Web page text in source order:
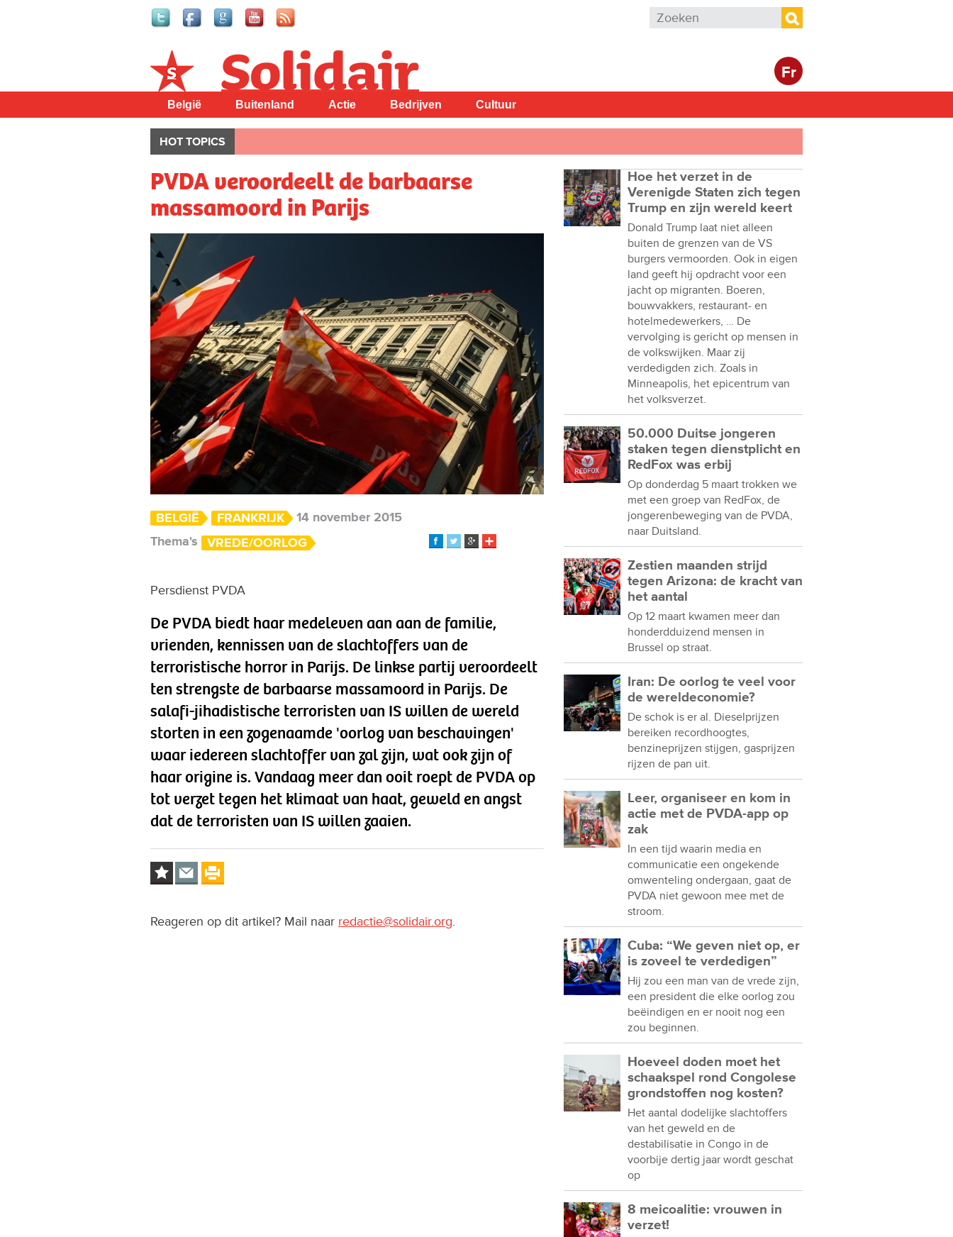
Zoekveld
Zoeken
Fr
Solidair
België Buitenland Actie Bedrijven Cultuur
HOT TOPICS
PVDA veroordeelt de barbaarse
massamoord in Parijs
BELGIË FRANKRIJK
14 november 2015
Thema's
VREDE/OORLOG
Persdienst PVDA
De PVDA biedt haar medeleven aan aan de familie,
vrienden, kennissen van de slachtoffers van de
terroristische horror in Parijs. De linkse partij veroordeelt
ten strengste de barbaarse massamoord in Parijs. De
salafi-jihadistische terroristen van IS willen de wereld
storten in een zogenaamde 'oorlog van beschavingen'
waar iedereen slachtoffer van zal zijn, wat ook zijn of
haar origine is. Vandaag meer dan ooit roept de PVDA op
tot verzet tegen het klimaat van haat, geweld en angst
dat de terroristen van IS willen zaaien.
Reageren op dit artikel? Mail naar redactie@solidair.org.
Hoe het verzet in de
Verenigde Staten zich tegen
Trump en zijn wereld keert
Donald Trump laat niet alleen
buiten de grenzen van de VS
burgers vermoorden. Ook in eigen
land geeft hij opdracht voor een
jacht op migranten. Boeren,
bouwvakkers, restaurant- en
hotelmedewerkers, … De
vervolging is gericht op mensen in
de volkswijken. Maar zij
verdedigden zich. Zoals in
Minneapolis, het epicentrum van
het volksverzet.
50.000 Duitse jongeren
staken tegen dienstplicht en
RedFox was erbij
Op donderdag 5 maart trokken we
met een groep van RedFox, de
jongerenbeweging van de PVDA,
naar Duitsland.
Zestien maanden strijd
tegen Arizona: de kracht van
het aantal
Op 12 maart kwamen meer dan
honderdduizend mensen in
Brussel op straat.
Iran: De oorlog te veel voor
de wereldeconomie?
De schok is er al. Dieselprijzen
bereiken recordhoogtes,
benzineprijzen stijgen, gasprijzen
rijzen de pan uit.
Leer, organiseer en kom in
actie met de PVDA-app op
zak
In een tijd waarin media en
communicatie een ongekende
omwenteling ondergaan, gaat de
PVDA niet gewoon mee met de
stroom.
Cuba: “We geven niet op, er
is zoveel te verdedigen”
Hij zou een man van de vrede zijn,
een president die elke oorlog zou
beëindigen en er nooit nog een
zou beginnen.
Hoeveel doden moet het
schaakspel rond Congolese
grondstoffen nog kosten?
Het aantal dodelijke slachtoffers
van het geweld en de
destabilisatie in Congo in de
voorbije dertig jaar wordt geschat
op
8 meicoalitie: vrouwen in
verzet!